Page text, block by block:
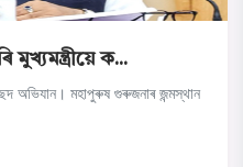
মুখ্যমন্ত্ৰীয়ে ক...
অভিযান। মহাপুৰুষ গুৰুজনাৰ জন্মস্থান